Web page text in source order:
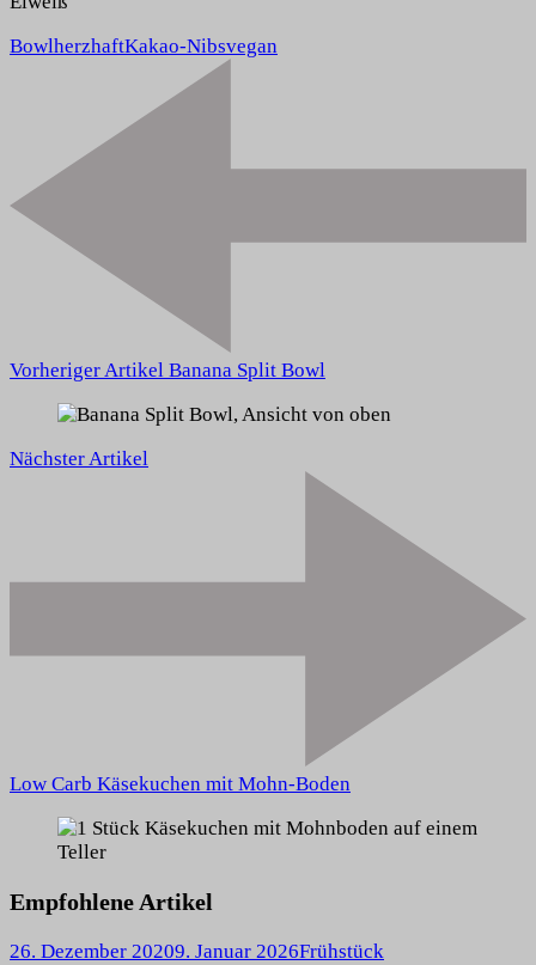
BowlherzhaftKakao-Nibsvegan
Vorheriger Artikel Banana Split Bowl
Nächster Artikel
Low Carb Käsekuchen mit Mohn-Boden
Empfohlene Artikel
26. Dezember 20209. Januar 2026Frühstück